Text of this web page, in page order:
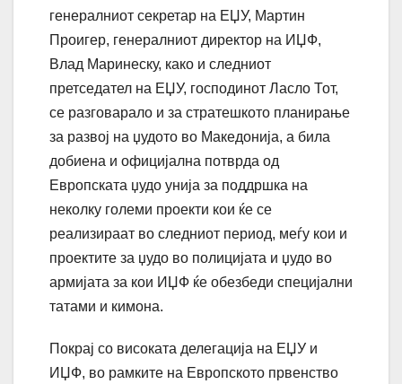
генералниот секретар на ЕЏУ, Мартин
Проигер, генералниот директор на ИЏФ,
Влад Маринеску, како и следниот
претседател на ЕЏУ, господинот Ласло Тот,
се разговарало и за стратешкото планирање
за развој на џудото во Македонија, а била
добиена и официјална потврда од
Европската џудо унија за поддршка на
неколку големи проекти кои ќе се
реализираат во следниот период, меѓу кои и
проектите за џудо во полицијата и џудо во
армијата за кои ИЏФ ќе обезбеди специјални
татами и кимона.
Покрај со високата делегација на ЕЏУ и
ИЏФ, во рамките на Европското првенство